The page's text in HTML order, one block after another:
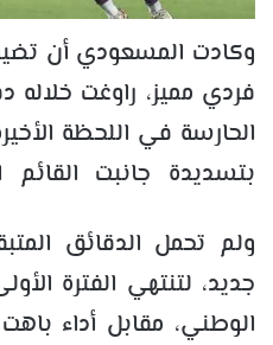
وكادت المسعودي أن
فردي مميز، راوغت خلاله
الحارسة في اللحظة
بتسديدة جانبت القائم
ولم تحمل الدقائق
جديد، لتنتهي الفترة
الوطني، مقابل أداء